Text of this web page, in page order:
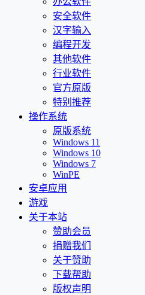
安全软件
汉字输入
编程开发
其他软件
行业软件
官方原版
特别推荐
操作系统
原版系统
Windows 11
Windows 10
Windows 7
WinPE
安卓应用
游戏
关于本站
赞助会员
捐赠我们
关于赞助
下载帮助
版权声明